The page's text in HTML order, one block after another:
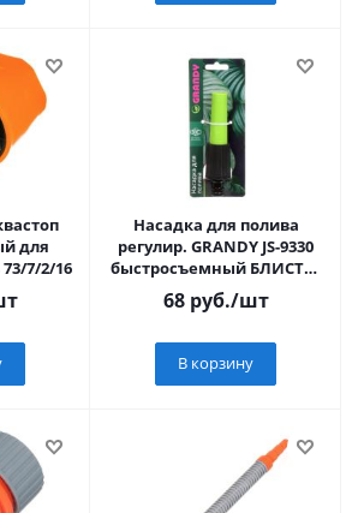
для
7/2/16
Насадка для полива
регулир. GRANDY JS-9330
быстросъемный БЛИСТЕР
С КЛИПСОЙ
68руб./шт
В корзину